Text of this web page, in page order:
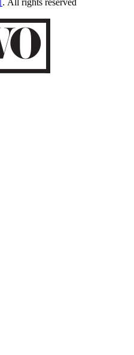
. All rights reserved